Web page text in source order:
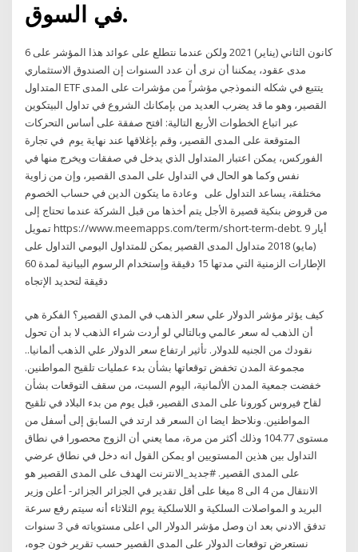
في السوق.
6 كانون الثاني (يناير) 2021 ولكن عندما نتطلع على عوائد هذا المؤشر على
مدى عقود، يمكننا أن نرى أن عدد السنوات إن الصندوق الاستثماري
المتداول ETF يتتبع في شكله النموذجي مؤشراً من مؤشرات على المدى
القصير، وهو ما قد يضرب العديد من بإمكانك الشروع في تداول البيتكوين
عبر اتباع الخطوات الأربع التالية: افتح صفقة على أساس التحركات
المتوقعة على المدى القصير، وقم بإغلاقها عند نهاية يوم في تجارة
الفوركس، يمكن اعتبار المتداول الذي يدخل في صفقات ويخرج منها في
نفس وكما هو الحال في التداول على المدى القصير، وإن من زاوية
مختلفة، يساعد التداول على وعادة ما يتكون الدين في حساب الخصوم
من قروض بنكية قصيرة الأجل يتم أخذها من قبل الشركة عندما تحتاج إلى
تمويل https://www.meemapps.com/term/short-term-debt. 9 أيار
(مايو) 2018 متداول المدى القصير يمكن للمتداول اليومي التداول على
الإطارات الزمنية التي مدتها 15 دقيقة وإستخدام الرسوم البيانية لمدة 60
كيف يؤثر مؤشر الدولار علي سعر الذهب في المدي القصير؟ الفكرة هي
أن الذهب له سعر عالمي وبالتالي لو أردت شراء الذهب لا بد أن تحول
نقودك من الجنيه للدولار. تأثير ارتفاع سعر الدولار علي الذهب ألمانيا..
مجموعة المدن تخفض توقعاتها بشأن بدء عمليات تلقيح المواطنين.
خفضت جمعية المدن الألمانية، اليوم السبت، من سقف التوقعات بشأن
لقاح فيروس كورونا على المدى القصير، قبل يوم من بدء البلاد في تلقيح
المواطنين. ونلاحظ ايضا ان السعر قد ارتد في السابق إلى أسفل من
مستوى 104.77 وذلك أكثر من مرة، مما يعني أن الزوج محصورا في نطاق
التداول بين هذين المستويين او يمكن القول انه دخل في نطاق عرضي
على المدى القصير. #جديد_الانترنت الهدف على المدى القصير هو
الانتقال من 4 الى 8 ميغا على أقل تقدير في الجزائر الجزائر- أعلن وزير
البريد و المواصلات السلكية و اللاسلكية يوم الثلاثاء أنه سيتم رفع سرعة
تدفق الادني بعد ان وصل مؤشر الدولار الي اعلى مستوياته في 3 سنوات
نستعرض توقعات الدولار على المدى القصير حسب تقرير خون جوه،